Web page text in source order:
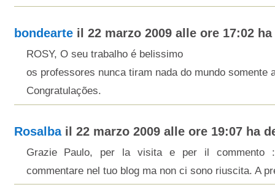
bondearteil 22 marzo 2009 alle ore 17:02
ROSY, O seu trabalho é belissimo
os professores nunca tiram nada do mundo somente
Congratulações.
Rosalbail 22 marzo 2009 alle ore 19:07 ha
Grazie Paulo, per la visita e per il commento
commentare nel tuo blog ma non ci sono riuscita. A